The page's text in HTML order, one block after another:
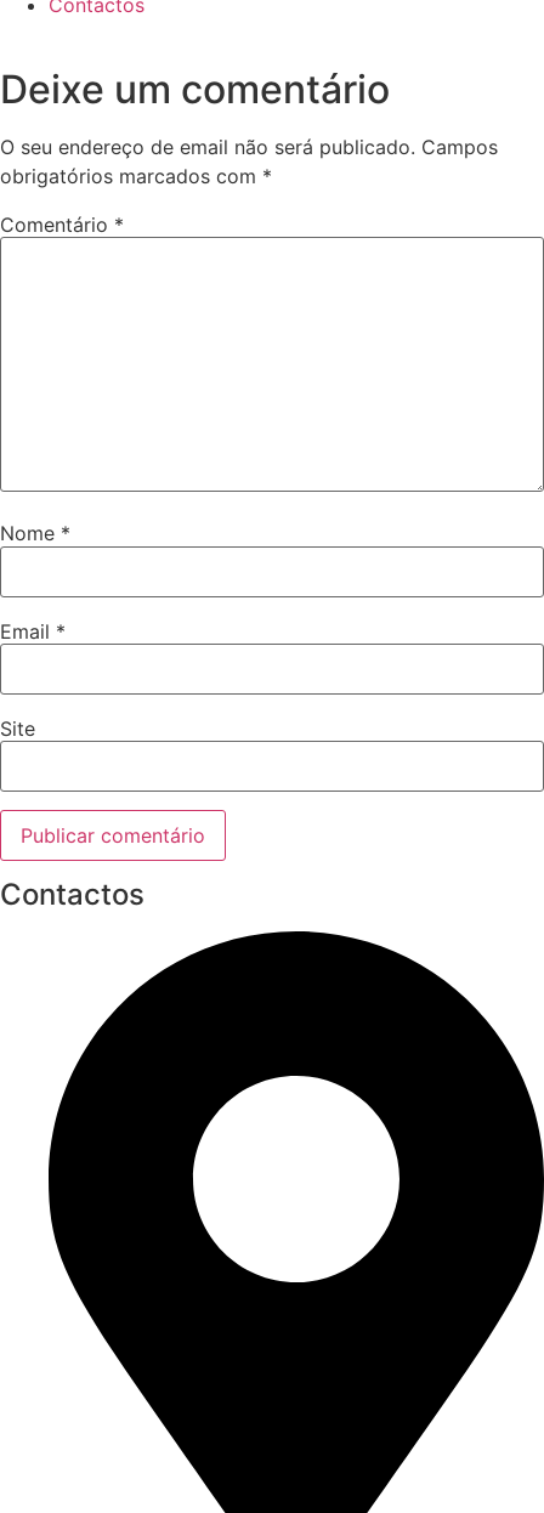
Contactos
Deixe um comentário
O seu endereço de email não será publicado. Campos
obrigatórios marcados com *
Comentário *
Nome *
Email *
Site
Contactos